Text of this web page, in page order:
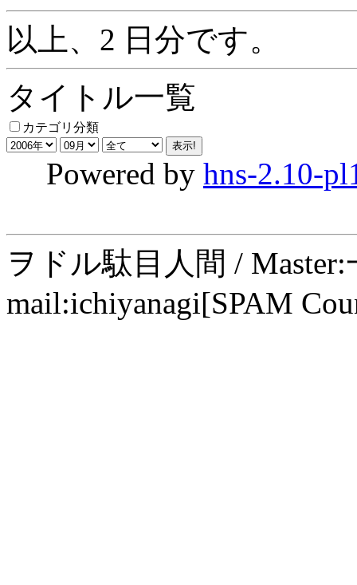
以上、2 日分です。
タイトル一覧
カテゴリ分類
Powered by hns-2.10-
ヲドル駄目人間 /
mail:ichiyanagi[SPAM